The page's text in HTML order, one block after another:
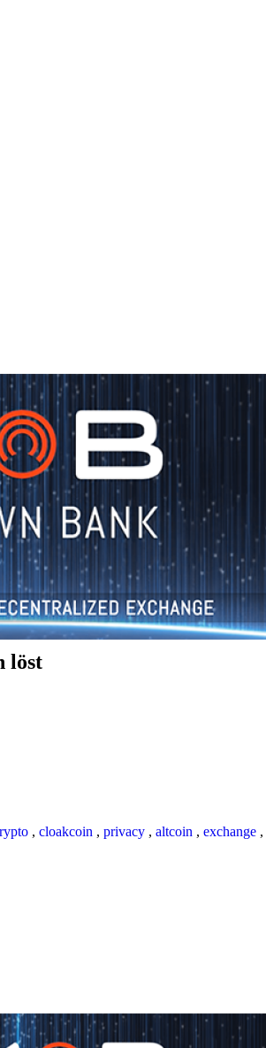
löst
, cloakcoin , privacy , altcoin , exchange ,